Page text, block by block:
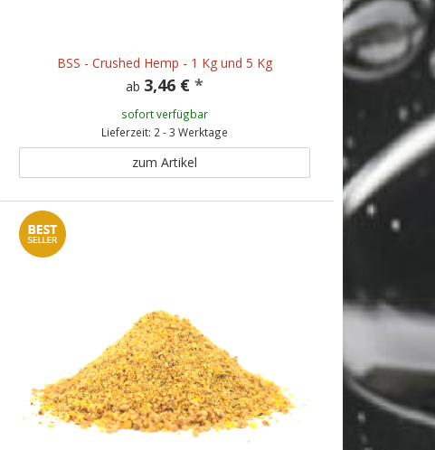
BSS - Crushed Hemp - 1 Kg und 5 Kg
ab 3,46 € *
sofort verfügbar
Lieferzeit: 2 - 3 Werktage
zum Artikel